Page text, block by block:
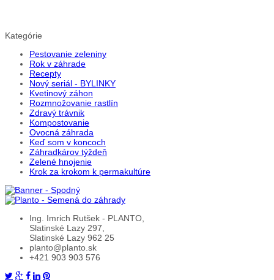
Kategórie
Pestovanie zeleniny
Rok v záhrade
Recepty
Nový seriál - BYLINKY
Kvetinový záhon
Rozmnožovanie rastlín
Zdravý trávnik
Kompostovanie
Ovocná záhrada
Keď som v koncoch
Záhradkárov týždeň
Zelené hnojenie
Krok za krokom k permakultúre
Ing. Imrich Rutšek - PLANTO,
Slatinské Lazy 297,
Slatinské Lazy 962 25
planto@planto.sk
+421 903 903 576